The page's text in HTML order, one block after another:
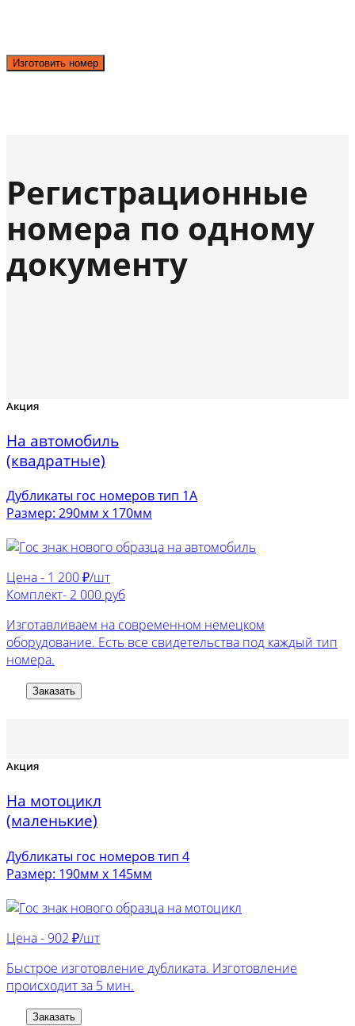
Изготовить номер
Регистрационные
номера по одному
документу
Акция
На автомобиль
(квадратные)
Дубликаты гос номеров тип 1А
Размер: 290мм х 170мм
Цена - 1 200 ₽/шт
Комплект- 2 000 руб
Изготавливаем на современном немецком
оборудование. Есть все свидетельства под каждый тип
номера.
Заказать
Акция
На мотоцикл
(маленькие)
Дубликаты гос номеров тип 4
Размер: 190мм х 145мм
Цена - 902 ₽/шт
Быстрое изготовление дубликата. Изготовление
происходит за 5 мин.
Заказать